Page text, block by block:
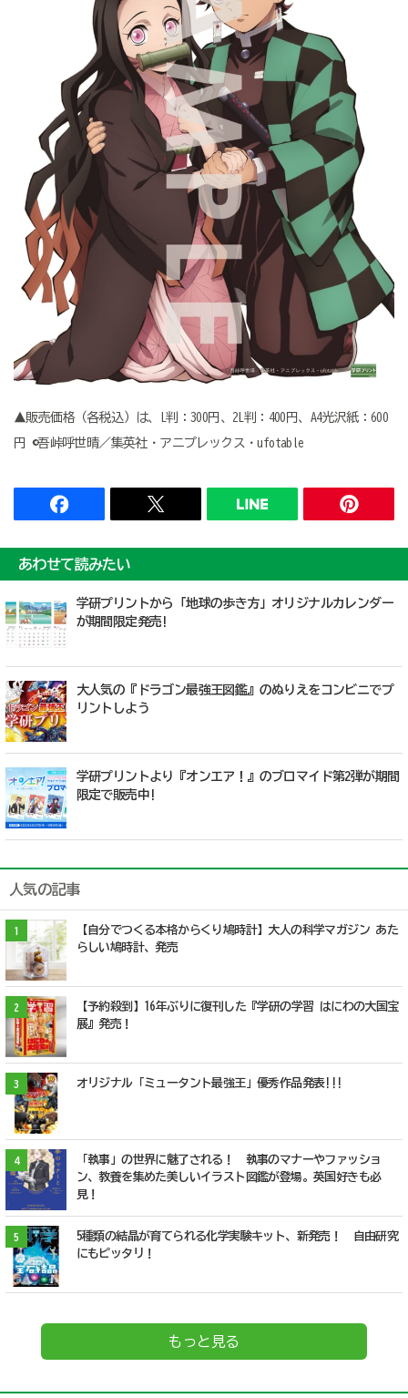
▲販売価格（各税込）は、L判：300円、2L判：400円、A4光沢紙：600
円 ©吾峠呼世晴／集英社・アニプレックス・ufotable
あわせて読みたい
学研プリントから「地球の歩き方」オリジナルカレンダー
が期間限定発売!
大人気の『ドラゴン最強王図鑑』のぬりえをコンビニでプ
リントしよう
学研プリントより『オンエア！』のブロマイド第2弾が期間
限定で販売中!
人気の記事
1
【自分でつくる本格からくり鳩時計】大人の科学マガジン あた
らしい鳩時計、発売
2
【予約殺到】16年ぶりに復刊した『学研の学習 はにわの大国宝
展』発売！
3 オリジナル「ミュータント最強王」優秀作品発表!!!
4
「執事」の世界に魅了される！ 執事のマナーやファッショ
ン、教養を集めた美しいイラスト図鑑が登場。英国好きも必
見！
5
5種類の結晶が育てられる化学実験キット、新発売！ 自由研究
にもピッタリ！
もっと見る